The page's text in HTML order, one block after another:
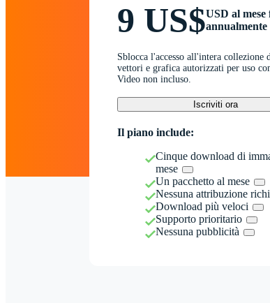
9 US$USD al
annualmente
Sblocca l'accesso all'intera collezione
vettori e grafica autorizzati per uso
Video non incluso.
Iscriviti ora
Il piano include:
Cinque download di
mese
Un pacchetto al mese
Nessuna attribuzione
Download più veloci
Supporto prioritario
Nessuna pubblicità